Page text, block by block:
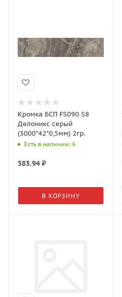
Кромка БСП FS090 S8
Делоникс серый
(3000*42*0,5мм) 2гр.
Есть в наличии: 6
583.94₽
В КОРЗИНУ